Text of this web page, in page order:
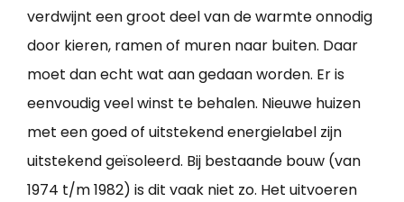
verdwijnt een groot deel van de warmte onnodig
door kieren, ramen of muren naar buiten. Daar
moet dan echt wat aan gedaan worden. Er is
eenvoudig veel winst te behalen. Nieuwe huizen
met een goed of uitstekend energielabel zijn
uitstekend geïsoleerd. Bij bestaande bouw (van
1974 t/m 1982) is dit vaak niet zo. Het uitvoeren